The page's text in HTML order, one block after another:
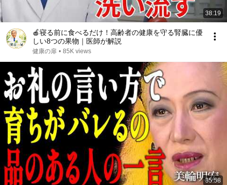
38:19
🍎寝る前に食べるだけ！高齢者の健康を守る腎臓に優
しい8つの果物｜医師が解説
健康の扉 • 85K views
35:58